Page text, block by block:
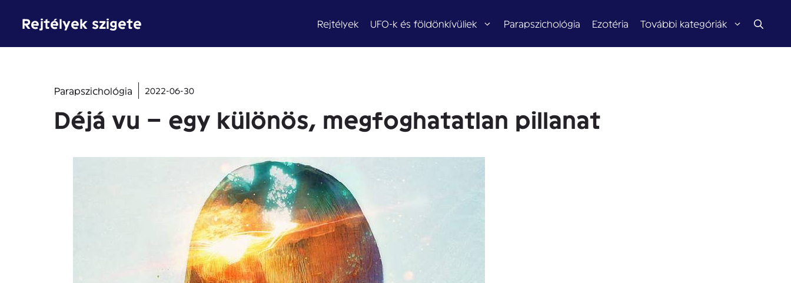
Rejtélyek szigete Rejtélyek UFO-k és földönkívüliek Parapszichológia Ezotéria További kategóriák
Parapszichológia 2022-06-30
Déjá vu – egy különös, megfoghatatlan pillanat